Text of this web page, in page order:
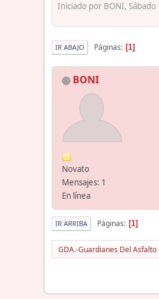
Iniciado por BONI,
IR ABAJO Páginas 1
BONI
Novato
Mensajes: 1
En línea
IR ARRIBA Páginas 1
GDA.-Guardianes Del Asfalto